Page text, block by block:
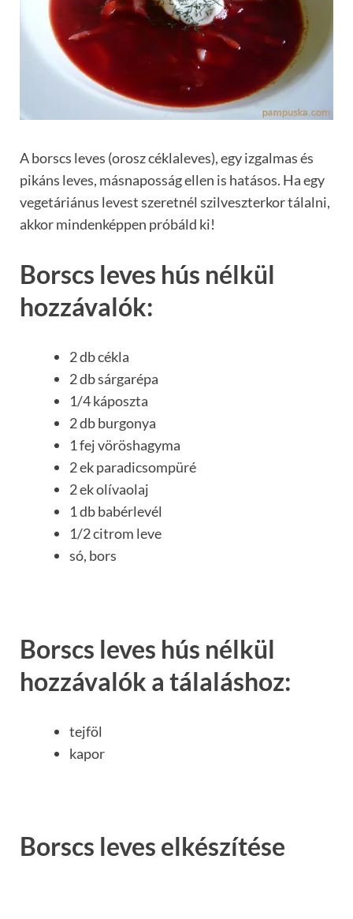
A borscs leves (orosz céklaleves), egy izgalmas és
pikáns leves, másnaposság ellen is hatásos. Ha egy
vegetáriánus levest szeretnél szilveszterkor tálalni,
akkor mindenképpen próbáld ki!
Borscs leves hús nélkül
hozzávalók:
2 db cékla
2 db sárgarépa
1/4 káposzta
2 db burgonya
1 fej vöröshagyma
2 ek paradicsompüré
2 ek olívaolaj
1 db babérlevél
1/2 citrom leve
só, bors
Borscs leves hús nélkül
hozzávalók a tálaláshoz:
tejföl
kapor
Borscs leves elkészítése